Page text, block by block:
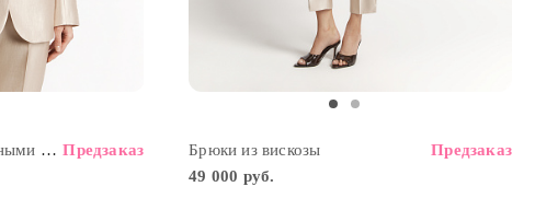
2
Жакет с инкрустированными пуговицами Предзаказ
Брюки из вискозы
Предзаказ
49 000 руб.